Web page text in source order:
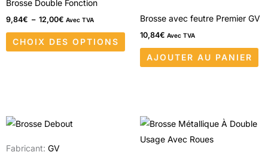
Brosse Double Fonction
9,84€ – 12,00€ Avec TVA
CHOIX DES OPTIONS
variations.
Les
options
peuvent
page
Brosse avec feutre Premier GV
10,84€ Avec TVA
AJOUTER AU PANIER
Fabricant: GV